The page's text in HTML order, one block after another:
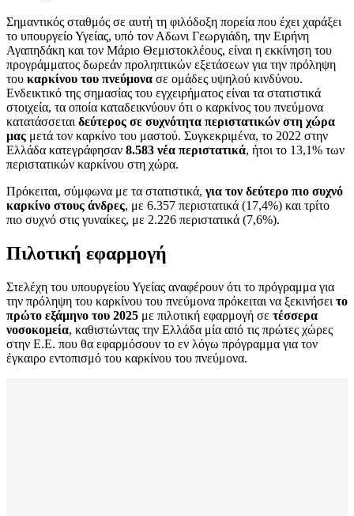
Σημαντικός σταθμός σε αυτή τη φιλόδοξη πορεία που έχει χαράξει
το υπουργείο Υγείας, υπό τον Αδωνι Γεωργιάδη, την Ειρήνη
Αγαπηδάκη και τον Μάριο Θεμιστοκλέους, είναι η εκκίνηση του
προγράμματος δωρεάν προληπτικών εξετάσεων για την πρόληψη
του καρκίνου του πνεύμονα σε ομάδες υψηλού κινδύνου.
Ενδεικτικό της σημασίας του εγχειρήματος είναι τα στατιστικά
στοιχεία, τα οποία καταδεικνύουν ότι ο καρκίνος του πνεύμονα
κατατάσσεται δεύτερος σε συχνότητα περιστατικών στη χώρα
μας μετά τον καρκίνο του μαστού. Συγκεκριμένα, το 2022 στην
Ελλάδα κατεγράφησαν 8.583 νέα περιστατικά, ήτοι το 13,1% των
περιστατικών καρκίνου στη χώρα.
Πρόκειται, σύμφωνα με τα στατιστικά, για τον δεύτερο πιο συχνό
καρκίνο στους άνδρες, με 6.357 περιστατικά (17,4%) και τρίτο
πιο συχνό στις γυναίκες, με 2.226 περιστατικά (7,6%).
Πιλοτική εφαρμογή
Στελέχη του υπουργείου Υγείας αναφέρουν ότι το πρόγραμμα για
την πρόληψη του καρκίνου του πνεύμονα πρόκειται να ξεκινήσει το
πρώτο εξάμηνο του 2025 με πιλοτική εφαρμογή σε τέσσερα
νοσοκομεία, καθιστώντας την Ελλάδα μία από τις πρώτες χώρες
στην Ε.Ε. που θα εφαρμόσουν το εν λόγω πρόγραμμα για τον
έγκαιρο εντοπισμό του καρκίνου του πνεύμονα.